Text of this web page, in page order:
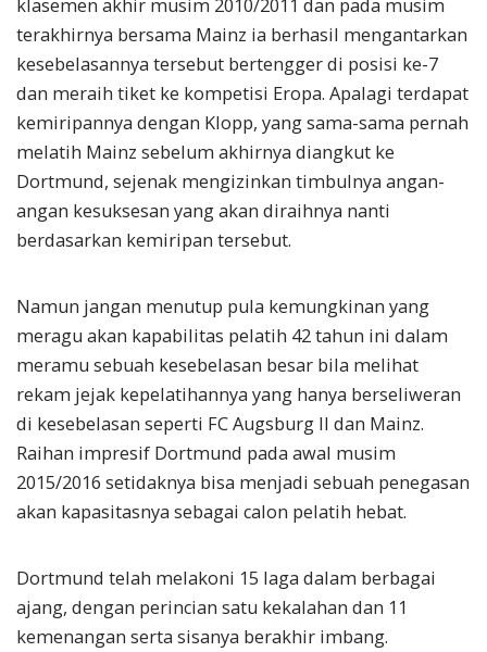
klasemen akhir musim 2010/2011 dan pada musim
terakhirnya bersama Mainz ia berhasil mengantarkan
kesebelasannya tersebut bertengger di posisi ke-7
dan meraih tiket ke kompetisi Eropa. Apalagi terdapat
kemiripannya dengan Klopp, yang sama-sama pernah
melatih Mainz sebelum akhirnya diangkut ke
Dortmund, sejenak mengizinkan timbulnya angan-
angan kesuksesan yang akan diraihnya nanti
berdasarkan kemiripan tersebut.
Namun jangan menutup pula kemungkinan yang
meragu akan kapabilitas pelatih 42 tahun ini dalam
meramu sebuah kesebelasan besar bila melihat
rekam jejak kepelatihannya yang hanya berseliweran
di kesebelasan seperti FC Augsburg II dan Mainz.
Raihan impresif Dortmund pada awal musim
2015/2016 setidaknya bisa menjadi sebuah penegasan
akan kapasitasnya sebagai calon pelatih hebat.
Dortmund telah melakoni 15 laga dalam berbagai
ajang, dengan perincian satu kekalahan dan 11
kemenangan serta sisanya berakhir imbang.